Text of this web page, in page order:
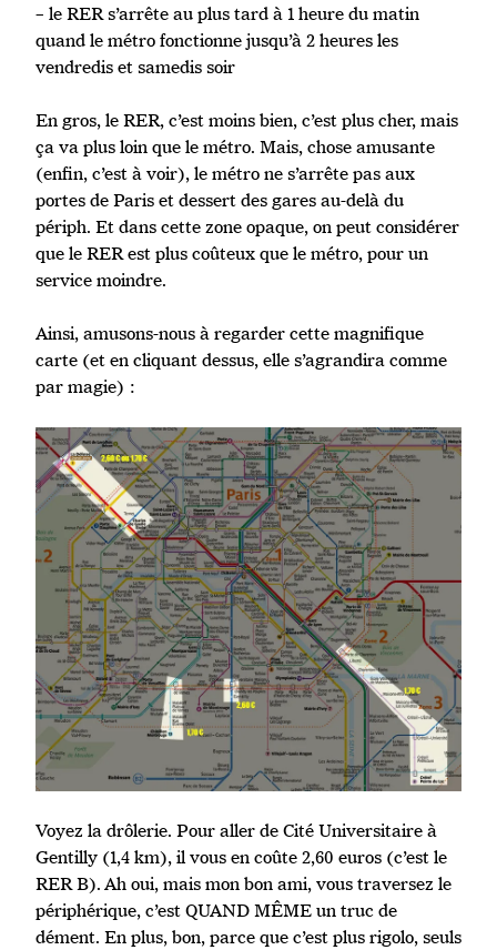
– le RER s’arrête au plus tard à 1 heure du matin
quand le métro fonctionne jusqu’à 2 heures les
vendredis et samedis soir
En gros, le RER, c’est moins bien, c’est plus cher, mais
ça va plus loin que le métro. Mais, chose amusante
(enfin, c’est à voir), le métro ne s’arrête pas aux
portes de Paris et dessert des gares au-delà du
périph. Et dans cette zone opaque, on peut considérer
que le RER est plus coûteux que le métro, pour un
service moindre.
Ainsi, amusons-nous à regarder cette magnifique
carte (et en cliquant dessus, elle s’agrandira comme
par magie) :
Voyez la drôlerie. Pour aller de Cité Universitaire à
Gentilly (1,4 km), il vous en coûte 2,60 euros (c’est le
RER B). Ah oui, mais mon bon ami, vous traversez le
périphérique, c’est QUAND MÊME un truc de
dément. En plus, bon, parce que c’est plus rigolo, seuls